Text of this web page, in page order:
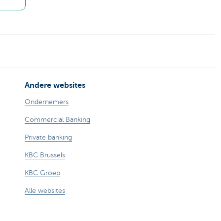
Andere websites
Ondernemers
Commercial Banking
Private banking
KBC Brussels
KBC Groep
Alle websites